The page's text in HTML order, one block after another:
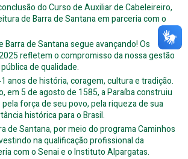
do Curso de Auxiliar de Cabeleireiro,
de Barra de Santana em parceria com o
Barra de Santana segue avançando! Os
refletem o compromisso da nossa gestão
de qualidade.
anos de história, coragem, cultura e tradição.
em 5 de agosto de 1585, a Paraíba construiu
força de seu povo, pela riqueza de sua
histórica para o Brasil.
de Santana, por meio do programa Caminhos
na qualificação profissional da
com o Senai e o Instituto Alpargatas.